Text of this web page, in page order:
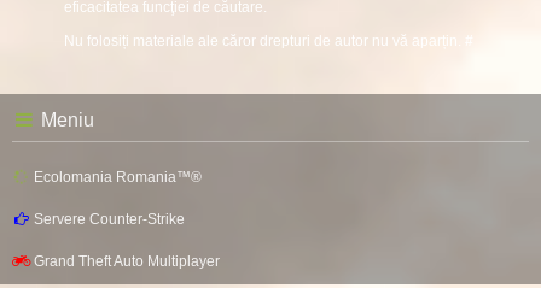
eficacitatea funcţiei de căutare.
Nu folosiți materiale ale căror drepturi de autor nu vă aparțin. #
Meniu
Ecolomania Romania™®
Servere Counter-Strike
Grand Theft Auto Multiplayer